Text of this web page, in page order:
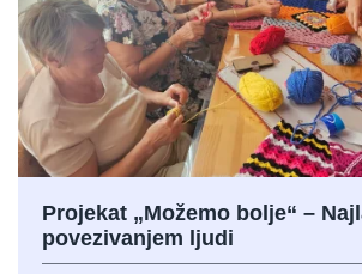
Projekat „Možemo bolje“ –
povezivanjem ljudi